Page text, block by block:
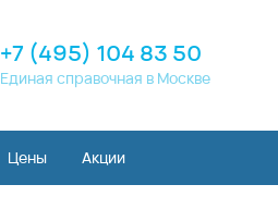
+7 (495) 104 83 50
Единая справочная в Москве
Цены Акции